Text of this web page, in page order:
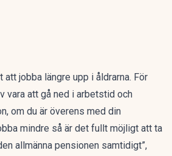
att jobba längre upp i åldrarna. För
vara att gå ned i arbetstid och
om du är överens med din
mindre så är det fullt möjligt att ta
allmänna pensionen samtidigt”,